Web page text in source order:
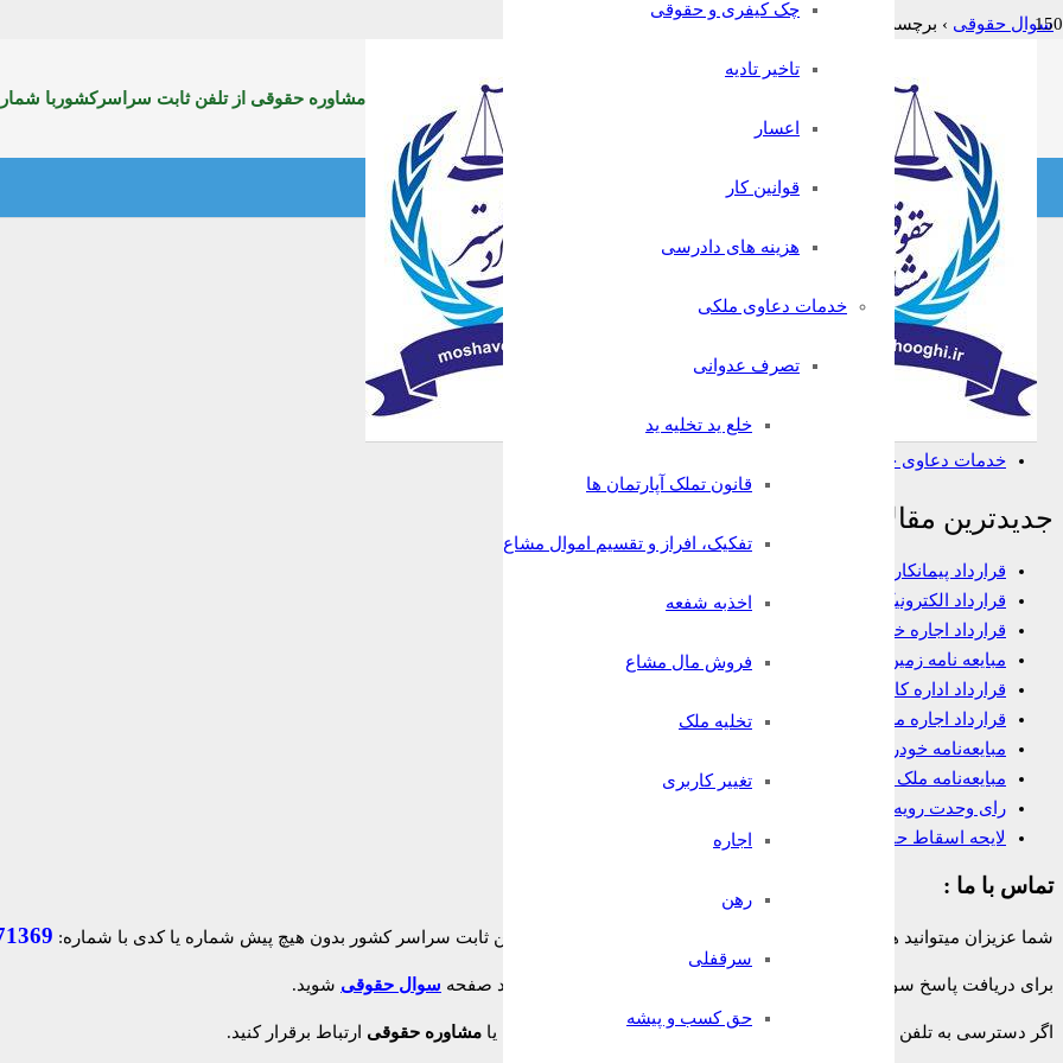
مشاوره حقوقی از تلفن ثابت سراسرکشوربا
چک کیفری و حقوقی
تاخیر تادیه
اعسار
قوانین کار
هزینه های دادرسی
خدمات دعاوی ملکی
تصرف عدوانی
خلع ید تخلیه ید
قانون تملک آپارتمان ها
تفکیک، افراز و تقسیم اموال مشاع
اخذبه شفعه
فروش مال مشاع
تخلیه ملک
تغییر کاربری
اجاره
رهن
سرقفلی
حق کسب و پیشه
سوال حقوقی › برچسب: دیوان عدالت اداری
حل شده بسته شده
بدون پاسخ
متاسفانه موردی یافت نشد
یک سوال بپرسید
خدمات حقوقی
خدمات دعاوی ملکی
خدمات دعاوی کیفری
خدمات وصول مطالبات
خدمات ثبت احوال
خدمات قراردادها
خدمات انحصار وراثت
خدمات دعاوی خانواده
جدیدترین مقالات
قرارداد پیمانکاری
قرارداد الکترونیک وکالت
قرارداد اجاره خانه
مبایعه نامه زمین
قرارداد اداره کار
قرارداد اجاره مغازه
مبایعه‌نامه خودرو
مبایعه‌نامه ملک تجاری
رای وحدت رویه در مورد شرط داوری
لایحه اسقاط حق
تماس با ما :
شما عزیزان میتوانید همه روزه و به صورت 24 ساعته حتی ایام تعطیل از تلفن ثابت سراسر کشور بدون هیچ پیش شماره یا کدی با شماره:
برای دریافت پاسخ سوالات حقوقی خود به صورت با وکیل پایه یک وارد صفحه سوال حقوقی شوید.
اگر دسترسی به تلفن ثابت ندارید میتوانید پس از پرداخت هزینه با یا مشاوره حقوقی ارتباط برقرار کنید.